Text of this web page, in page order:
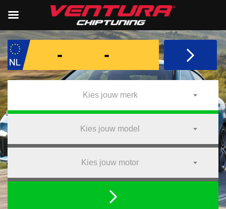
Kies jouw merk
Kies jouw model
Kies jouw motor